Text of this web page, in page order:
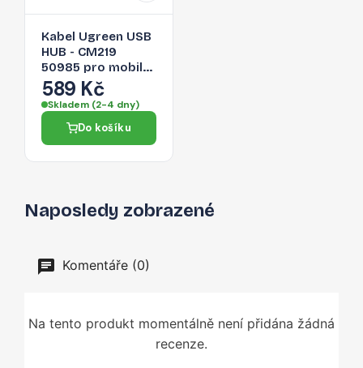
Kabel Ugreen USB
HUB - CM219
50985 pro mobilní
zařízení - šedá
589 Kč
Skladem (2-4 dny)
Do košíku
Naposledy zobrazené
Komentáře (0)
Na tento produkt momentálně není přidána žádná
recenze.